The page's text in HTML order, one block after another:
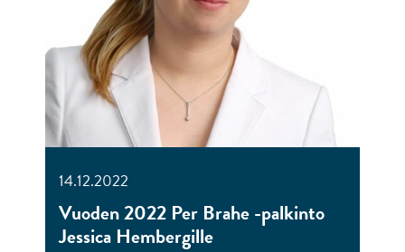
14.12.2022
Vuoden 2022 Per Brahe -palkinto
Jessica Hembergille